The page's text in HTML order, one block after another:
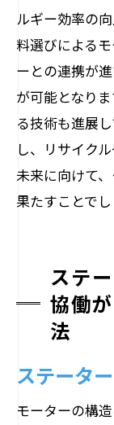
ルギー効率の
料選びによる
ーとの連携が
が可能となり
る技術も進展
し、リサイク
未来に向けて
果たすことでし
ステ
協働
法
ステータ
モーターの構